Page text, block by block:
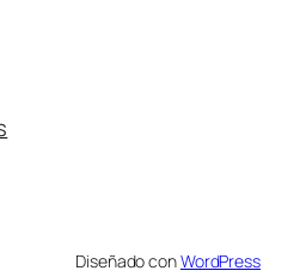
Diseñado conWordPress